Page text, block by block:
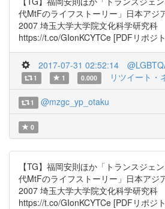
代MtFのライフストーリー」日本アジ
2007 埼玉大学大学院文化科学研究科
https://t.co/GIonKCYTCe [PDFリポジ
2017-07-31 02:52:14
1 1 0.000 リツイート・
1 @mzgc_yp_otaku
0
【TG】福岡安則ほか「トランスジェ
代MtFのライフストーリー」日本アジ
2007 埼玉大学大学院文化科学研究科
https://t.co/GIonKCYTCe [PDFリポジ